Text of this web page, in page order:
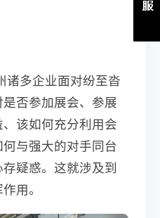
诸多企业面对纷至沓
否参加展会、参展
该如何充分利用会
与强大的对手同台
疑惑。这就涉及到
用。